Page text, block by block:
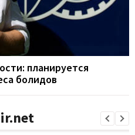
планируется
болидов